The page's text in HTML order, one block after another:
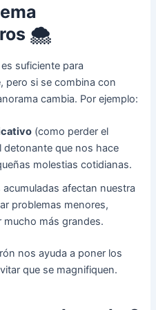
🌨️
suficiente para
pero si se combina con
cambia. Por ejemplo:
(como perder el
detonante que nos hace
molestias cotidianas.
afectan nuestra
problemas menores,
mucho más grandes.
nos ayuda a poner los
que se magnifiquen.